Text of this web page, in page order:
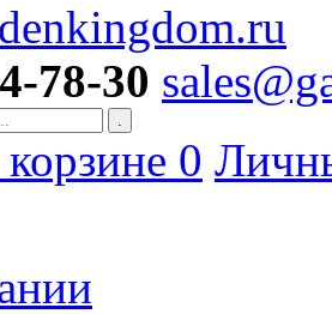
78-30
.
0